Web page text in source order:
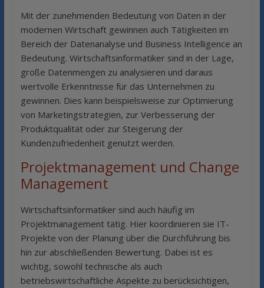
Mit der zunehmenden Bedeutung von Daten in der
modernen Wirtschaft gewinnen auch Tätigkeiten im
Bereich der Datenanalyse und Business Intelligence an
Bedeutung. Wirtschaftsinformatiker sind in der Lage,
große Datenmengen zu analysieren und daraus
wertvolle Erkenntnisse für das Unternehmen zu
gewinnen. Dies kann beispielsweise zur Optimierung
von Marketingstrategien, zur Verbesserung der
Produktqualität oder zur Steigerung der
Kundenzufriedenheit genutzt werden.
Projektmanagement und Change
Management
Wirtschaftsinformatiker sind auch häufig im
Projektmanagement tätig. Hier koordinieren sie IT-
Projekte von der Planung über die Durchführung bis
hin zur abschließenden Bewertung. Dabei ist es
wichtig, sowohl technische als auch
betriebswirtschaftliche Aspekte zu berücksichtigen,